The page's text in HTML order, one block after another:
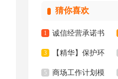
猜你喜欢
1 诚信经营承诺书
范文汇编6篇
3 【精华】保护环
境倡议书汇总八篇
5 商场工作计划模